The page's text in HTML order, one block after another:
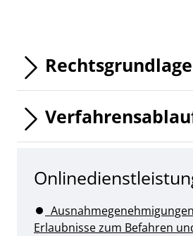
Erlaubnisse zum Befahren